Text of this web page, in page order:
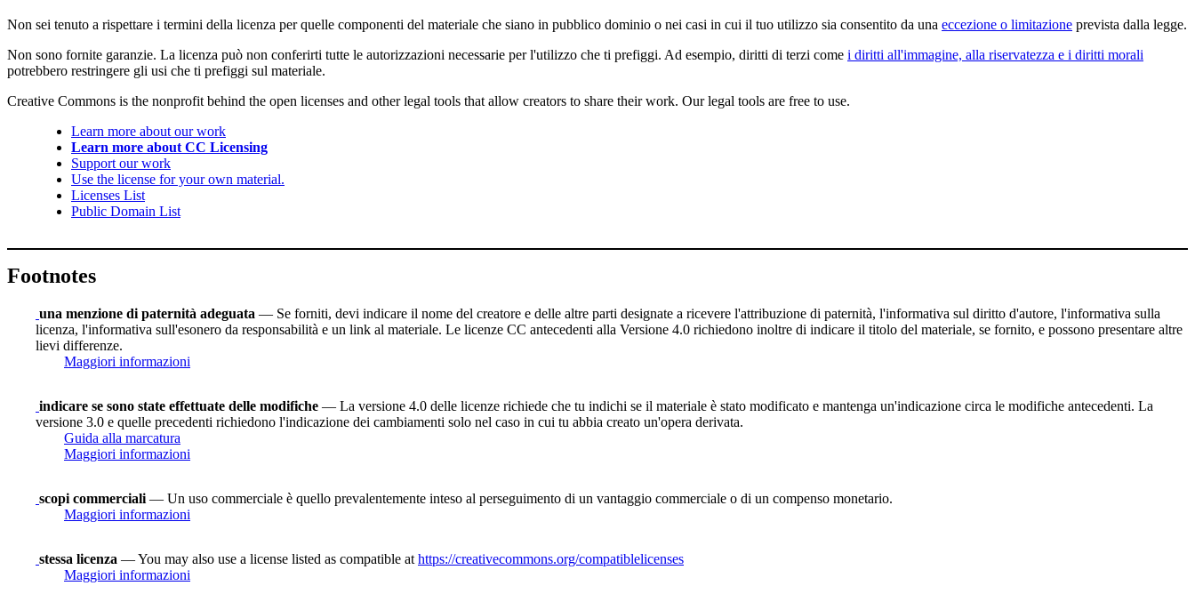
Non sei tenuto a rispettare i termini della licenza per quelle componenti del materiale che siano in pubblico dominio o nei casi in cui il tuo utilizzo sia consentito da una eccezione o limitazione prevista dalla legge.
Non sono fornite garanzie. La licenza può non conferirti tutte le autorizzazioni necessarie per l'utilizzo che ti prefiggi. Ad esempio, diritti di terzi come i diritti all'immagine, alla riservatezza e i diritti morali
potrebbero restringere gli usi che ti prefiggi sul materiale.
Creative Commons is the nonprofit behind the open licenses and other legal tools that allow creators to share their work. Our legal tools are free to use.
Learn more about our work
Learn more about CC Licensing
Support our work
Use the license for your own material.
Licenses List
Public Domain List
Footnotes
una menzione di paternità adeguata — Se forniti, devi indicare il nome del creatore e delle altre parti designate a ricevere l'attribuzione di paternità, l'informativa sul diritto d'autore, l'informativa sulla
licenza, l'informativa sull'esonero da responsabilità e un link al materiale. Le licenze CC antecedenti alla Versione 4.0 richiedono inoltre di indicare il titolo del materiale, se fornito, e possono presentare altre
lievi differenze.
Maggiori informazioni
indicare se sono state effettuate delle modifiche — La versione 4.0 delle licenze richiede che tu indichi se il materiale è stato modificato e mantenga un'indicazione circa le modifiche antecedenti. La
versione 3.0 e quelle precedenti richiedono l'indicazione dei cambiamenti solo nel caso in cui tu abbia creato un'opera derivata.
Guida alla marcatura
Maggiori informazioni
scopi commerciali — Un uso commerciale è quello prevalentemente inteso al perseguimento di un vantaggio commerciale o di un compenso monetario.
Maggiori informazioni
stessa licenza — You may also use a license listed as compatible at https://creativecommons.org/compatiblelicenses
Maggiori informazioni